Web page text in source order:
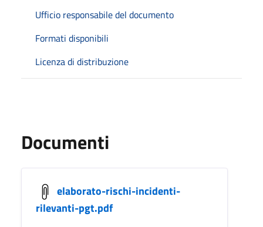
Ufficio responsabile del documento
Formati disponibili
Licenza di distribuzione
Documenti
elaborato-rischi-incidenti-
rilevanti-pgt.pdf